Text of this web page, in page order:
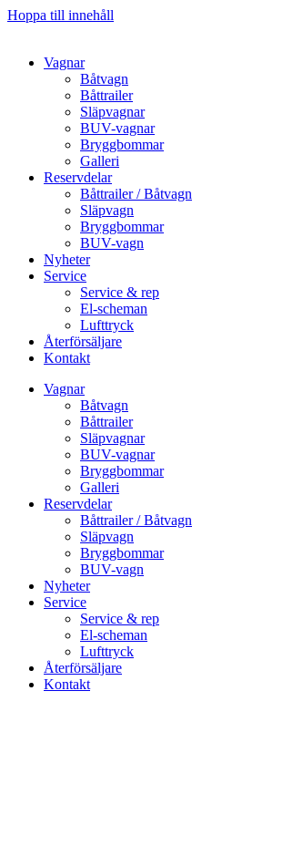
Hoppa till innehåll
Vagnar
Båtvagn
Båttrailer
Släpvagnar
BUV-vagnar
Bryggbommar
Galleri
Reservdelar
Båttrailer / Båtvagn
Släpvagn
Bryggbommar
BUV-vagn
Nyheter
Service
Service & rep
El-scheman
Lufttryck
Återförsäljare
Kontakt
Vagnar
Båtvagn
Båttrailer
Släpvagnar
BUV-vagnar
Bryggbommar
Galleri
Reservdelar
Båttrailer / Båtvagn
Släpvagn
Bryggbommar
BUV-vagn
Nyheter
Service
Service & rep
El-scheman
Lufttryck
Återförsäljare
Kontakt